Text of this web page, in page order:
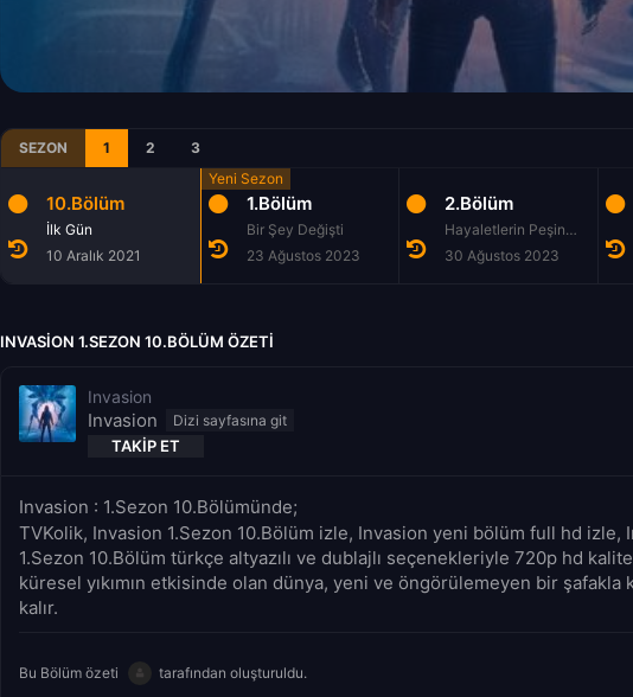
SEZON 1 2 3
10.Bölüm
İlk Gün
10 Aralık 2021
1.Bölüm
Bir Şey Değişti
23 Ağustos 2023
2.Bölüm
Hayaletlerin Peşinde
30 Ağustos 2023
INVASION 1.SEZON 10.BÖLÜM ÖZETI
Invasion
Invasion
TAKIP ET
Invasion : 1.Sezon 10.Bölümünde;
TVKolik, Invasion 1.Sezon 10.Bölüm izle, Invasion yeni bölüm full hd izle,
1.Sezon 10.Bölüm türkçe altyazılı ve dublajlı seçenekleriyle 720p hd
küresel yıkımın etkisinde olan dünya, yeni ve öngörülemeyen bir şafakla
kalır.
Bu Bölüm özeti tarafından oluşturuldu.